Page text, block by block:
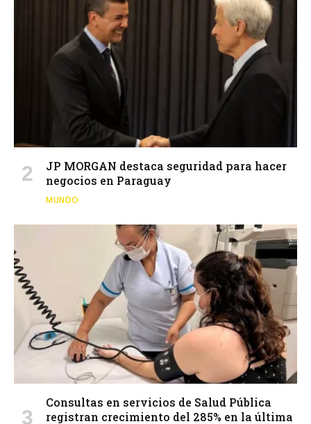
JP MORGAN destaca seguridad para hacer
negocios en Paraguay
MUNDO
Consultas en servicios de Salud Pública
registran crecimiento del 285% en la última